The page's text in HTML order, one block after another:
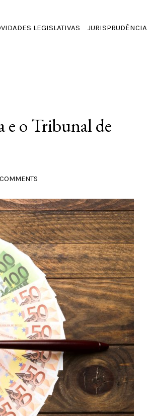
LEGISLATIVAS JURISPRUDÊNCIA
e o Tribunal de